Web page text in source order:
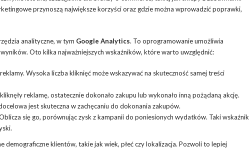
przynoszą największe korzyści oraz gdzie można wprowadzić poprawki,
analityczne, w tym Google Analytics. To oprogramowanie umożliwia
Oto kilka najważniejszych wskaźników, które warto uwzględnić:
Wysoka liczba kliknięć może wskazywać na skuteczność samej treści
reklamę, ostatecznie dokonało zakupu lub wykonało inną pożądaną akcję.
jest skuteczna w zachęcaniu do dokonania zakupów.
się go, porównując zysk z kampanii do poniesionych wydatków. Taki wskaźnik
klientów, takie jak wiek, płeć czy lokalizacja. Pozwoli to lepiej